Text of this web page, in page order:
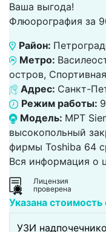
Ваша выгода!
Флюорография за
Район:
Метро:
остров,
Адрес: Санкт-
Режим работы:
Модель: МРТ
высокопольный
фирмы Toshiba 64
Вся информация о
Лицензия
проверена
Указана
УЗИ